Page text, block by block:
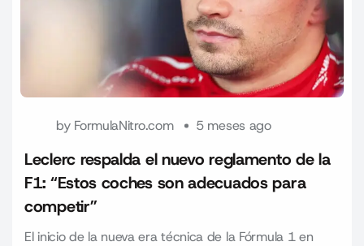
by FormulaNitro.com 5 meses ago
Leclerc respalda el nuevo reglamento de la
F1: “Estos coches son adecuados para
competir”
El inicio de la nueva era técnica de la Fórmula 1 en